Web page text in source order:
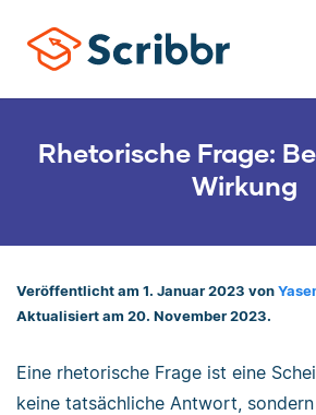
Rhetorische Frage:
Wirkung
Veröffentlicht am 1. Januar 2023 von
Aktualisiert am 20. November 2023.
Eine rhetorische Frage ist eine
keine tatsächliche Antwort,